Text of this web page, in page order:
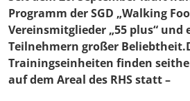
Programm der SGD „Walking
Vereinsmitglieder „55 plus“ und
Teilnehmern großer
Trainingseinheiten finden
auf dem Areal des RHS statt –